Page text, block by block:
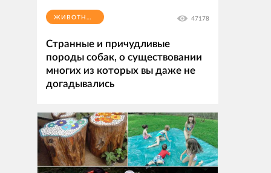
ЖИВОТНЫЕ 47178
Странные и причудливые
породы собак, о существовании
многих из которых вы даже не
догадывались